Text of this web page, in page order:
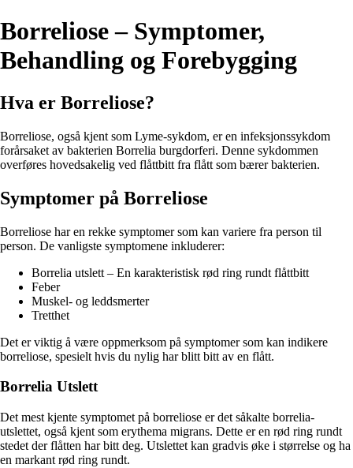
Borreliose – Symptomer,
Behandling og Forebygging
Hva er Borreliose?
Borreliose, også kjent som Lyme-sykdom, er en infeksjonssykdom
forårsaket av bakterien Borrelia burgdorferi. Denne sykdommen
overføres hovedsakelig ved flåttbitt fra flått som bærer bakterien.
Symptomer på Borreliose
Borreliose har en rekke symptomer som kan variere fra person til
person. De vanligste symptomene inkluderer:
Borrelia utslett – En karakteristisk rød ring rundt flåttbitt
Feber
Muskel- og leddsmerter
Tretthet
Det er viktig å være oppmerksom på symptomer som kan indikere
borreliose, spesielt hvis du nylig har blitt bitt av en flått.
Borrelia Utslett
Det mest kjente symptomet på borreliose er det såkalte borrelia-
utslettet, også kjent som erythema migrans. Dette er en rød ring rundt
stedet der flåtten har bitt deg. Utslettet kan gradvis øke i størrelse og ha
en markant rød ring rundt.